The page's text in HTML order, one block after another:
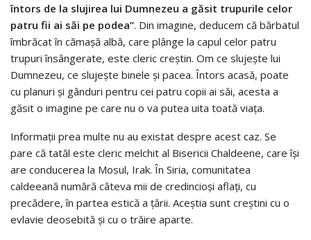
întors de la slujirea lui Dumnezeu a găsit trupurile celor
patru fii ai săi pe podea”. Din imagine, deducem că bărbatul
îmbrăcat în cămaşă albă, care plânge la capul celor patru
trupuri însângerate, este cleric creştin. Om ce slujeşte lui
Dumnezeu, ce slujeşte binele şi pacea. Întors acasă, poate
cu planuri şi gânduri pentru cei patru copii ai săi, acesta a
găsit o imagine pe care nu o va putea uita toată viaţa.
Informaţii prea multe nu au existat despre acest caz. Se
pare că tatăl este cleric melchit al Bisericii Chaldeene, care îşi
are conducerea la Mosul, Irak. În Siria, comunitatea
caldeeană numără câteva mii de credincioşi aflaţi, cu
precădere, în partea estică a ţării. Aceştia sunt creştini cu o
evlavie deosebită şi cu o trăire aparte.